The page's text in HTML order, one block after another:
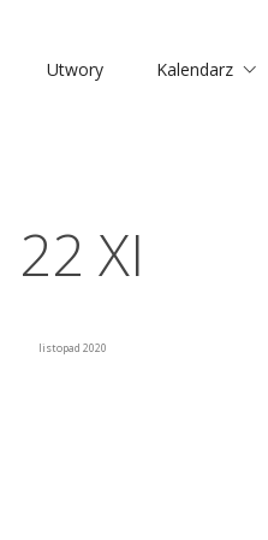
Utwory Kalendarz
22 XI
listopad 2020